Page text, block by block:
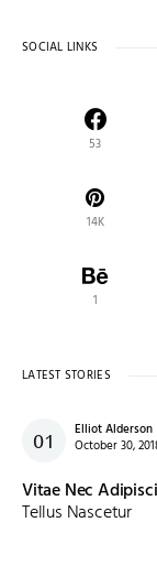
SOCIAL LINKS
53
14K
1
LATEST STORIES
Elliot Alderson
October 30,
Vitae Nec
Tellus Nascetur